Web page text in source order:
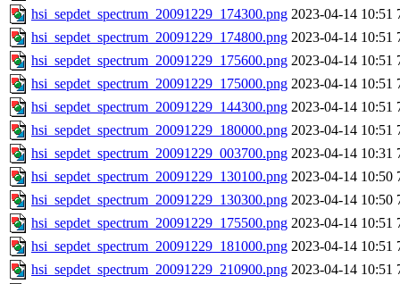
hsi_sepdet_spectrum_20091229_174300.png 2023-04-14 10:51
hsi_sepdet_spectrum_20091229_174800.png 2023-04-14 10:51
hsi_sepdet_spectrum_20091229_175600.png 2023-04-14 10:51
hsi_sepdet_spectrum_20091229_175000.png 2023-04-14 10:51
hsi_sepdet_spectrum_20091229_144300.png 2023-04-14 10:51
hsi_sepdet_spectrum_20091229_180000.png 2023-04-14 10:51
hsi_sepdet_spectrum_20091229_003700.png 2023-04-14 10:31
hsi_sepdet_spectrum_20091229_130100.png 2023-04-14 10:50
hsi_sepdet_spectrum_20091229_130300.png 2023-04-14 10:50
hsi_sepdet_spectrum_20091229_175500.png 2023-04-14 10:51
hsi_sepdet_spectrum_20091229_181000.png 2023-04-14 10:51
hsi_sepdet_spectrum_20091229_210900.png 2023-04-14 10:51